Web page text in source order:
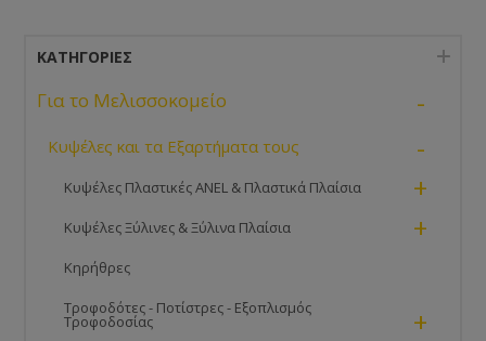
ΚΑΤΗΓΟΡΊΕΣ
Για το Μελισσοκομείο -
Κυψέλες και τα Εξαρτήματα τους -
Κυψέλες Πλαστικές ANEL & Πλαστικά Πλαίσια +
Κυψέλες Ξύλινες & Ξύλινα Πλαίσια +
Κηρήθρες
Τροφοδότες - Ποτίστρες - Εξοπλισμός
Τροφοδοσίας +